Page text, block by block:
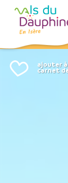
Panneau de gestion